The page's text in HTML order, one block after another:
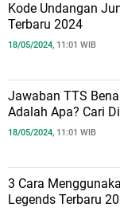
Kode Undangan
Terbaru 2024
18/05/2024, 11:01 WIB
Jawaban TTS
Adalah Apa? Cari
18/05/2024, 11:01 WIB
3 Cara
Legends Terbaru